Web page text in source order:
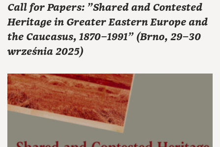
Call for Papers: "Shared and Contested
Heritage in Greater Eastern Europe and
the Caucasus, 1870–1991" (Brno, 29–30
września 2025)